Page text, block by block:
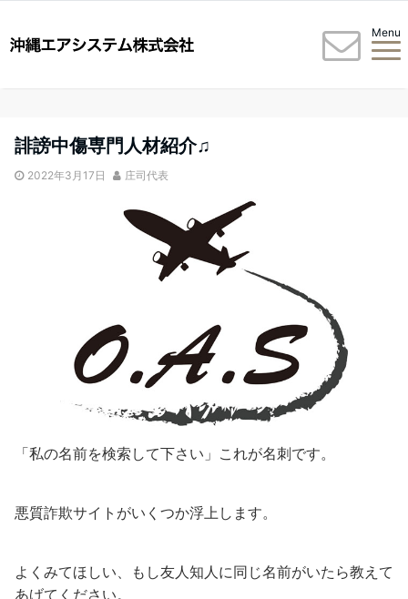
Menu
誹謗中傷専門人材紹介♫
2022年3月17日 庄司代表
「私の名前を検索して下さい」これが名刺です。
悪質詐欺サイトがいくつか浮上します。
よくみてほしい、もし友人知人に同じ名前がいたら教えて
あげてください。